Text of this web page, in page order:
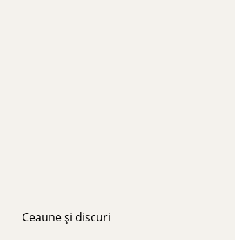
Ceaune și discuri